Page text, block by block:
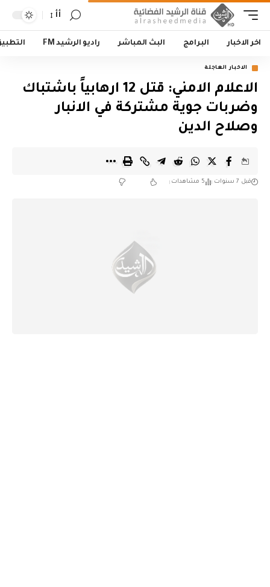
أأ
اخر الاخبار البرامج البث المباشر راديو الرشيد FM
الاخبار العاجلة
الاعلام الامني: قتل 12 ارهابياً باشتباك
وضربات جوية مشتركة في الانبار
وصلاح الدين
قبل 7 سنوات 5 مشاهدات